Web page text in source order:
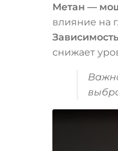
Метан —
влияние на
снижает